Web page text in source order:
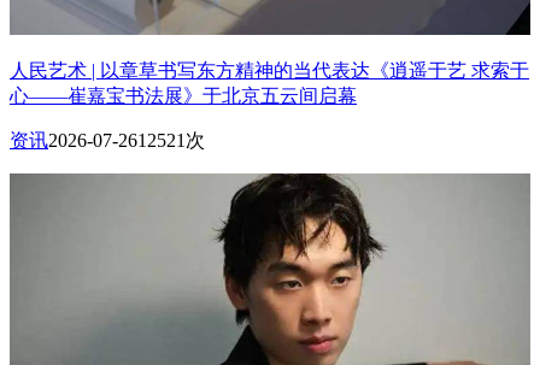
人民艺术 | 以章草书写东方精神的当代表达《逍遥于艺 求索于
心——崔嘉宝书法展》于北京五云间启幕
资讯2026-07-2612521次